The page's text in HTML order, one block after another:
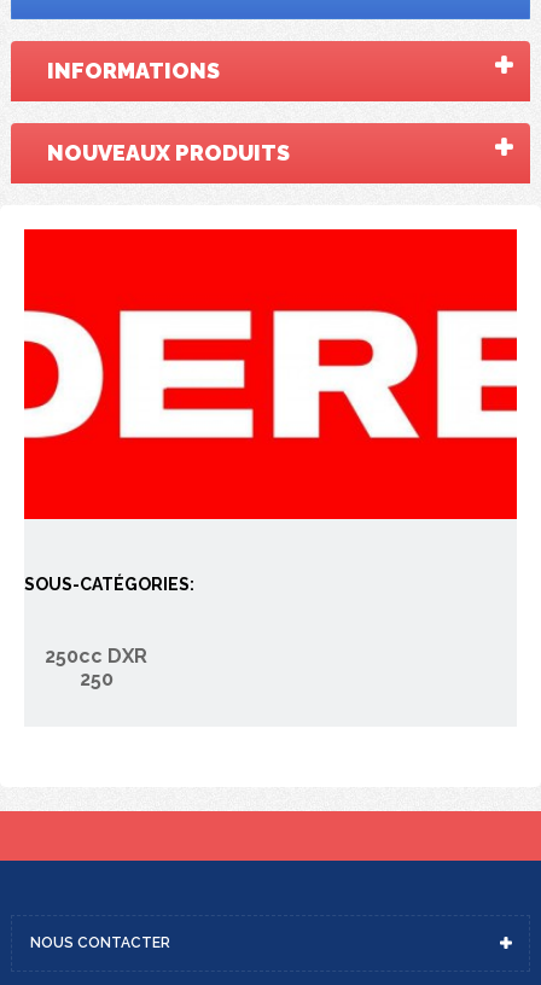
INFORMATIONS
NOUVEAUX PRODUITS
SOUS-CATÉGORIES:
250cc DXR
250
NOUS CONTACTER